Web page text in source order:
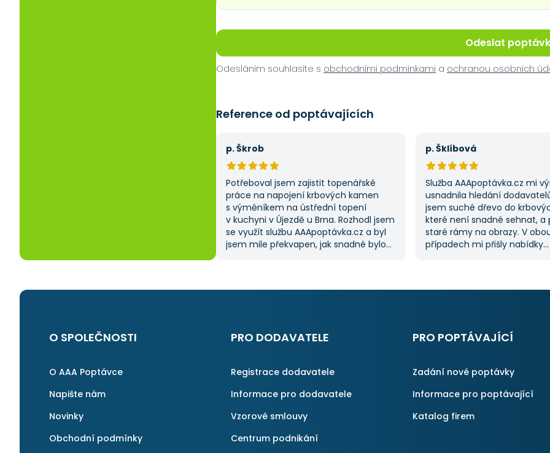
Odeslat
Odesláním souhlasíte s obchodními podmínkami a ochranou osobních
Reference od poptávajících
p. Škrob
Potřeboval jsem zajistit topenářské
práce na napojení krbových kamen
s výměníkem na ústřední topení
v kuchyni v Újezdě u Brna. Rozhodl jsem
se využít službu AAApoptávka.cz a byl
jsem mile překvapen, jak snadné bylo
moje očekávání a určitě se
p. Šklíbová
Služba AAApoptávka.cz mi
usnadnila hledání
jsem suché dřevo do
které není snadné sehnat, a
staré rámy na obrazy. V
případech mi přišly nabídky
na ni ráda obrátím, když
O SPOLEČNOSTI
O AAA Poptávce
Napište nám
Novinky
Obchodní podmínky
PRO DODAVATELE
Registrace dodavatele
Informace pro dodavatele
Vzorové smlouvy
Centrum podnikání
PRO POPTÁVAJÍCÍ
Zadání nové poptávky
Informace pro poptávající
Katalog firem